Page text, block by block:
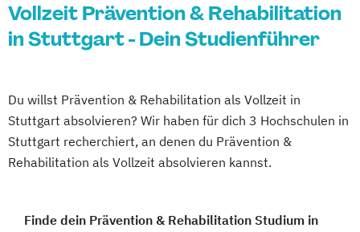
Vollzeit Prävention & Rehabilitation
in Stuttgart - Dein Studienführer
Du willst Prävention & Rehabilitation als Vollzeit in
Stuttgart absolvieren? Wir haben für dich 3 Hochschulen in
Stuttgart recherchiert, an denen du Prävention &
Rehabilitation als Vollzeit absolvieren kannst.
Finde dein Prävention & Rehabilitation Studium in